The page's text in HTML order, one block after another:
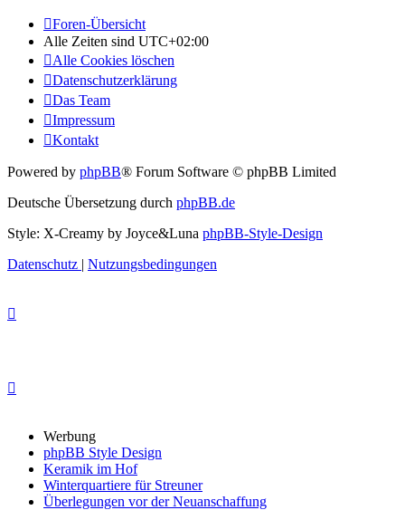
Foren-Übersicht
Alle Zeiten sind UTC+02:00
Alle Cookies löschen
Datenschutzerklärung
Das Team
Impressum
Kontakt
Powered by phpBB® Forum Software © phpBB Limited
Deutsche Übersetzung durch phpBB.de
Style: X-Creamy by Joyce&Luna phpBB-Style-Design
Datenschutz | Nutzungsbedingungen
Werbung
phpBB Style Design
Keramik im Hof
Winterquartiere für Streuner
Überlegungen vor der Neuanschaffung